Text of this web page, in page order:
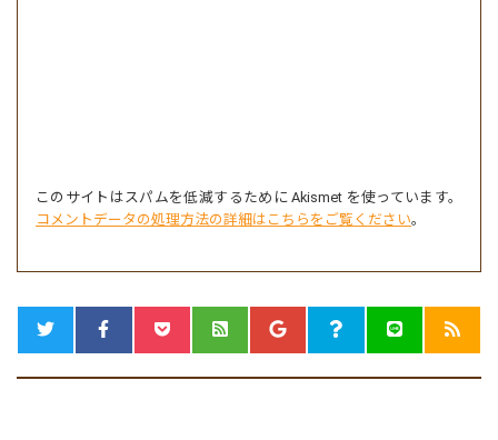
このサイトはスパムを低減するために Akismet を使っています。
コメントデータの処理方法の詳細はこちらをご覧ください。